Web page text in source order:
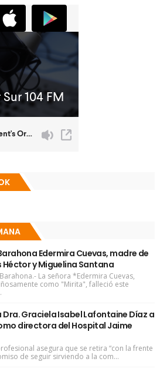
Edermira Cuevas, madre de
y Miguelina Santana
Barahona.- La señora *Edermira Cuevas,
como "Mirita", falleció este
Dra. Graciela Isabel Lafontaine Díaz a
directora del Hospital Jaime
asegura que se retira “con la frente
de seguir sirviendo a la com...